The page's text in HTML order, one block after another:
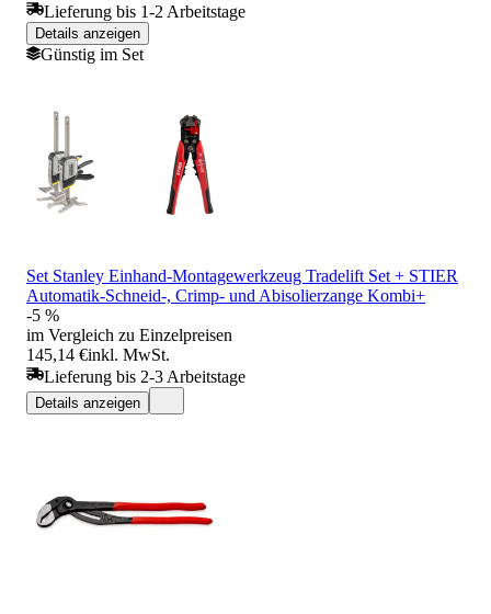
Lieferung bis 1-2 Arbeitstage
Details anzeigen
Günstig im Set
Set Stanley Einhand-Montagewerkzeug Tradelift Set + STIER
Automatik-Schneid-, Crimp- und Abisolierzange Kombi+
-5 %
im Vergleich zu Einzelpreisen
145,14 €inkl. MwSt.
Lieferung bis 2-3 Arbeitstage
Details anzeigen